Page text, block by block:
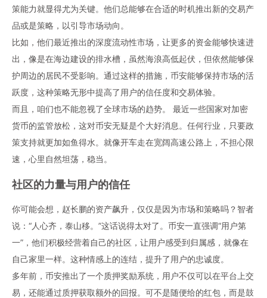
策能力就显得尤为关键。他们总能够在合适的时机推出新的交易产
品或是策略，以引导市场动向。
比如，他们最近推出的深度流动性市场，让更多的资金能够快速进
出，像是在海边建设的排水槽，虽然海浪高低起伏，但依然能够保
护周边的居民不受影响。通过这样的措施，币安能够保持市场的活
跃度，这种策略无形中提高了用户的信任度和交易体验。
而且，咱们也不能忽视了全球市场的趋势。 最近一些国家对加密
货币的监管放松，这对币安无疑是个大好消息。任何行业，只要政
策支持就更加如鱼得水。就像开车走在宽阔高速公路上，不担心限
速，心里自然坦荡，稳当。
社区的力量与用户的信任
你可能会想，赵长鹏的资产飙升，仅仅是因为市场和策略吗？智者
说：“人心齐，泰山移。”这话说得太对了。币安一直强调“用户第
一”，他们积极经营着自己的社区，让用户感受到归属感，就像在
自己家里一样。这种情感上的连结，提升了用户的忠诚度。
多年前，币安推出了一个质押奖励系统，用户不仅可以在平台上交
易，还能通过质押获取额外的回报。可不是随便给的红包，而是鼓